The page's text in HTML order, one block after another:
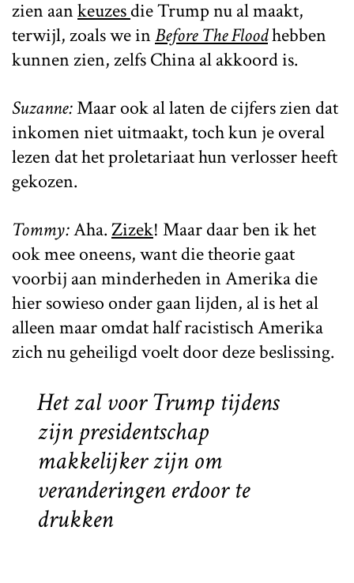
zien aankeuzesdie Trump nu al maakt,
terwijl, zoals we inBefore The Floodhebben
kunnen zien, zelfs China al akkoord is.
Suzanne:Maar ook al laten de cijfers zien dat
inkomen niet uitmaakt, toch kun je overal
lezen dat het proletariaat hun verlosser heeft
gekozen.
Tommy:Aha.Zizek! Maar daar ben ik het
ook mee oneens, want die theorie gaat
voorbij aan minderheden in Amerika die
hier sowieso onder gaan lijden, al is het al
alleen maar omdat half racistisch Amerika
zich nu geheiligd voelt door deze beslissing.
Het zal voor Trump tijdens
zijn presidentschap
makkelijker zijn om
veranderingen erdoor te
drukken